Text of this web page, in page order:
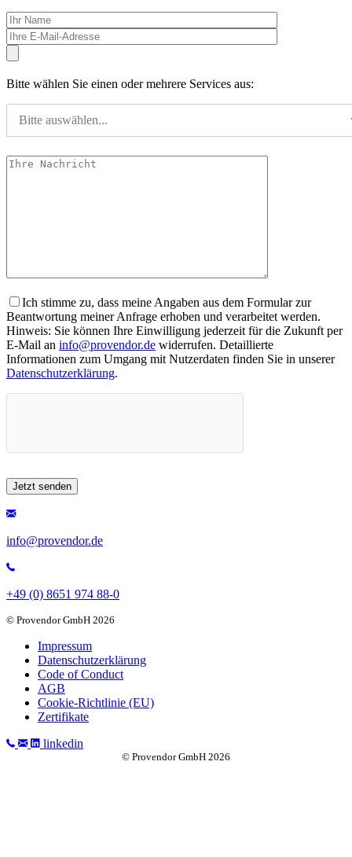
Bitte wählen Sie einen oder mehrere Services aus:
Bitte auswählen...
Ich stimme zu, dass meine Angaben aus dem Formular zur
Beantwortung meiner Anfrage erhoben und verarbeitet werden.
Hinweis: Sie können Ihre Einwilligung jederzeit für die Zukunft per
E-Mail an info@provendor.de widerrufen. Detaillierte
Informationen zum Umgang mit Nutzerdaten finden Sie in unserer
Datenschutzerklärung.
info@provendor.de
+49 (0) 8651 974 88-0
© Provendor GmbH 2026
Impressum
Datenschutz­erklärung
Code of Conduct
AGB
Cookie-Richtlinie (EU)
Zertifikate
linkedin
© Provendor GmbH 2026